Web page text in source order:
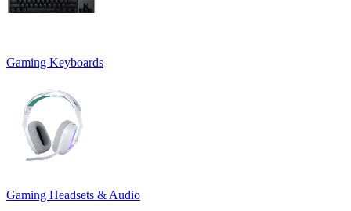
Gaming Keyboards
Gaming Headsets & Audio